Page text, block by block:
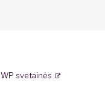
WP svetainės